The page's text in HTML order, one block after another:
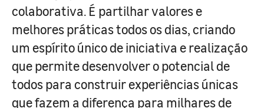
colaborativa. É partilhar valores e
melhores práticas todos os dias, criando
um espírito único de iniciativa e realização
que permite desenvolver o potencial de
todos para construir experiências únicas
que fazem a diferença para milhares de